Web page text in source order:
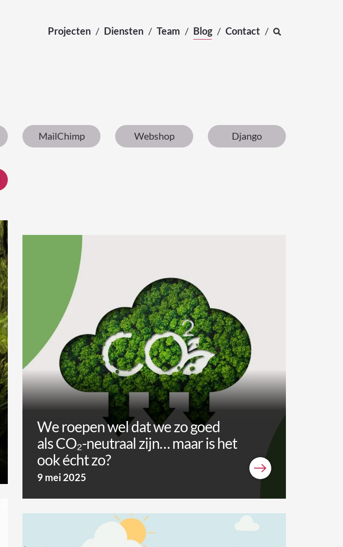
Projecten Diensten Team Blog Contact
MailChimp Webshop Django
We roepen wel dat we zo goed
als CO₂-neutraal zijn… maar is het
ook écht zo?
9 mei 2025